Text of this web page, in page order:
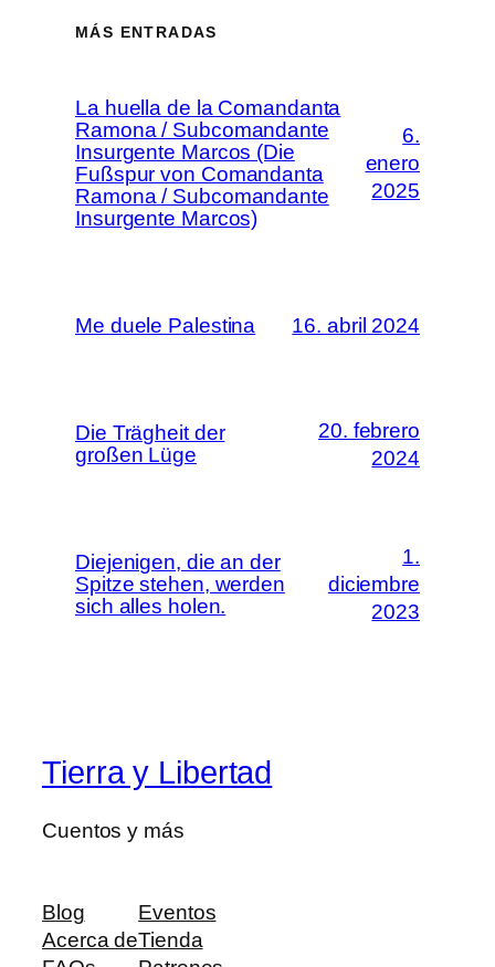
MÁS ENTRADAS
La huella de la Comandanta
Ramona / Subcomandante
Insurgente Marcos (Die
Fußspur von Comandanta
Ramona / Subcomandante
Insurgente Marcos)
6.
enero
2025
Me duele Palestina 16. abril 2024
Die Trägheit der
großen Lüge
20. febrero
2024
Diejenigen, die an der
Spitze stehen, werden
sich alles holen.
1.
diciembre
2023
Tierra y Libertad
Cuentos y más
Blog
Acerca de
Eventos
Tienda